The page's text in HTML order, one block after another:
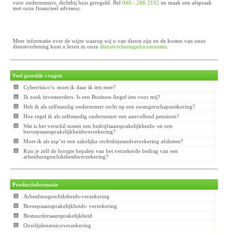
voor ondernemers, dichtbij huis geregeld. Bel 040 - 286 2192 en maak een afspraak
met onze financieel adviseur.
Meer informatie over de wijze waarop wij u van dienst zijn en de kosten van onze
dienstverlening kunt u lezen in onze dienstverleningsdocumenten
Veel gestelde vragen
Cyberrisico’s: moet ik daar ik iets mee?
Ik zoek investeerders. Is een Business Angel iets voor mij?
Heb ik als zelfstandig ondernemer recht op een zwangerschapsuitkering?
Hoe regel ik als zelfstandig ondernemer een aanvullend pensioen?
Wat is het verschil tussen een bedrijfsaansprakelijkheids- en een
beroepsaansprakelijkheidsverzekering?
Moet ik als zzp’er een zakelijke rechtsbijstandverzekering afsluiten?
Kun je zelf de hoogte bepalen van het verzekerde bedrag van een
arbeidsongeschiktheidsverzekering?
Productinformatie
Arbeidsongeschiktheids-verzekering
Beroepsaansprakelijkheids- verzekering
Bestuurdersaansprakelijkheid
Overlijdensrisicoverzekering